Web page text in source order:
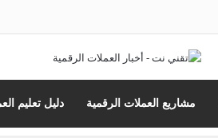
مشاريع العملات الرقمية دليل تعليم